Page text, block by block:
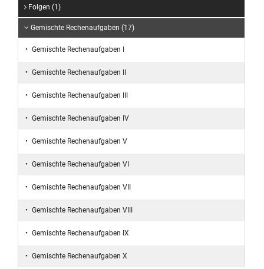
Folgen (1)
Gemischte Rechenaufgaben (17)
Gemischte Rechenaufgaben I
Gemischte Rechenaufgaben II
Gemischte Rechenaufgaben III
Gemischte Rechenaufgaben IV
Gemischte Rechenaufgaben V
Gemischte Rechenaufgaben VI
Gemischte Rechenaufgaben VII
Gemischte Rechenaufgaben VIII
Gemischte Rechenaufgaben IX
Gemischte Rechenaufgaben X